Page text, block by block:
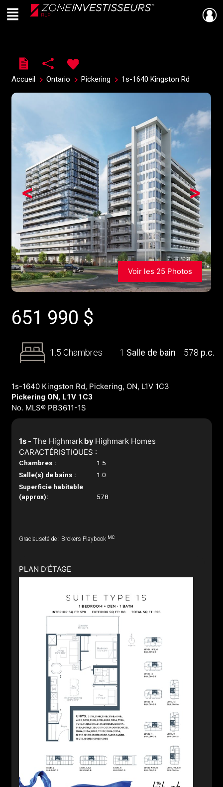
Live
En Direct
Menu
Accueil Ontario Pickering 1s-1640 Kingston Rd
>
<
Voir les 25 Photos
651 990 $
1.5 Chambres 1 Salle de bain 578 p.c.
1s-1640 Kingston Rd, Pickering, ON, L1V 1C3
Pickering ON, L1V 1C3
No. MLS® PB3611-1S
1s - The Highmarkby Highmark Homes
CARACTÉRISTIQUES :
Chambres :
1.5
Salle(s) de bains :
1.0
Superficie habitable
(approx):
578
Gracieuseté de : Brokers Playbook MC
PLAN D’ÉTAGE